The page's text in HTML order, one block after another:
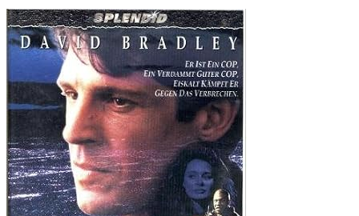
VHS
Kaset
Film